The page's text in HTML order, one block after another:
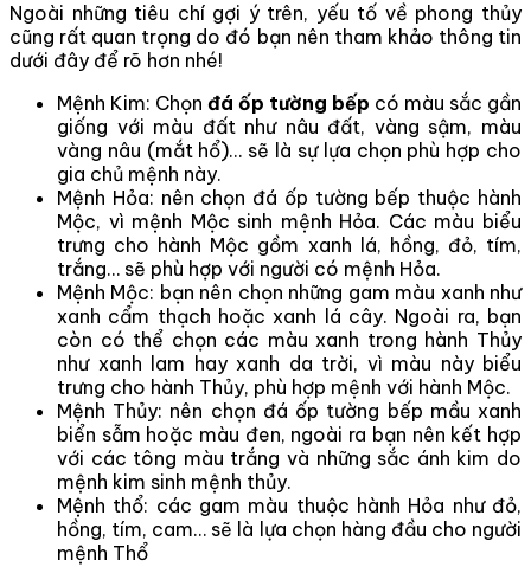
Ngoài những tiêu chí gợi ý trên, yếu tố về phong thủy
cũng rất quan trọng do đó bạn nên tham khảo thông tin
dưới đây để rõ hơn nhé!
Mệnh Kim: Chọn đá ốp tường bếp có màu sắc gần
giống với màu đất như nâu đất, vàng sậm, màu
vàng nâu (mắt hổ)… sẽ là sự lựa chọn phù hợp cho
gia chủ mệnh này.
Mệnh Hỏa: nên chọn đá ốp tường bếp thuộc hành
Mộc, vì mệnh Mộc sinh mệnh Hỏa. Các màu biểu
trưng cho hành Mộc gồm xanh lá, hồng, đỏ, tím,
trắng… sẽ phù hợp với người có mệnh Hỏa.
Mệnh Mộc: bạn nên chọn những gam màu xanh như
xanh cẩm thạch hoặc xanh lá cây. Ngoài ra, bạn
còn có thể chọn các màu xanh trong hành Thủy
như xanh lam hay xanh da trời, vì màu này biểu
trưng cho hành Thủy, phù hợp mệnh với hành Mộc.
Mệnh Thủy: nên chọn đá ốp tường bếp mầu xanh
biển sẫm hoặc màu đen, ngoài ra bạn nên kết hợp
với các tông màu trắng và những sắc ánh kim do
mệnh kim sinh mệnh thủy.
Mệnh thổ: các gam màu thuộc hành Hỏa như đỏ,
hồng, tím, cam… sẽ là lựa chọn hàng đầu cho người
mệnh Thổ